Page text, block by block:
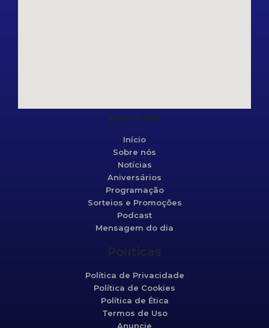
Mapa do site
Início
Sobre nós
Notícias
Aniversários
Programação
Sorteios e Promoções
Podcast
Mensagem do dia
Políticas
Política de Privacidade
Política de Cookies
Política de Ética
Termos de Uso
Anuncie